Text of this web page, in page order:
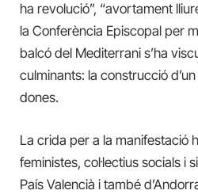
ha revolució”, “avortament
la Conferència Episcopal per
balcó del Mediterrani s’ha
culminants: la construcció
dones.
La crida per a la manifestació
feministes, col·lectius socials i
País Valencià i també